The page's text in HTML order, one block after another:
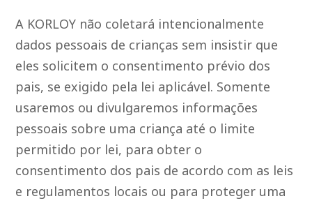
A KORLOY não coletará intencionalmente
dados pessoais de crianças sem insistir que
eles solicitem o consentimento prévio dos
pais, se exigido pela lei aplicável. Somente
usaremos ou divulgaremos informações
pessoais sobre uma criança até o limite
permitido por lei, para obter o
consentimento dos pais de acordo com as leis
e regulamentos locais ou para proteger uma